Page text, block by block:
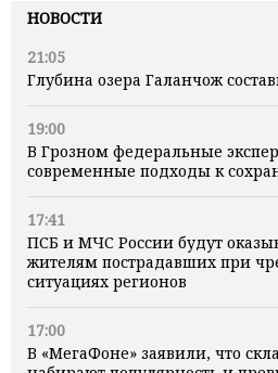
НОВОСТИ
21:05
Глубина озера Галанчож
19:00
В Грозном федеральные
современные подходы к
17:41
ПСБ и МЧС России будут
жителям пострадавших при
ситуациях регионов
17:00
В «МегаФоне» заявили, что